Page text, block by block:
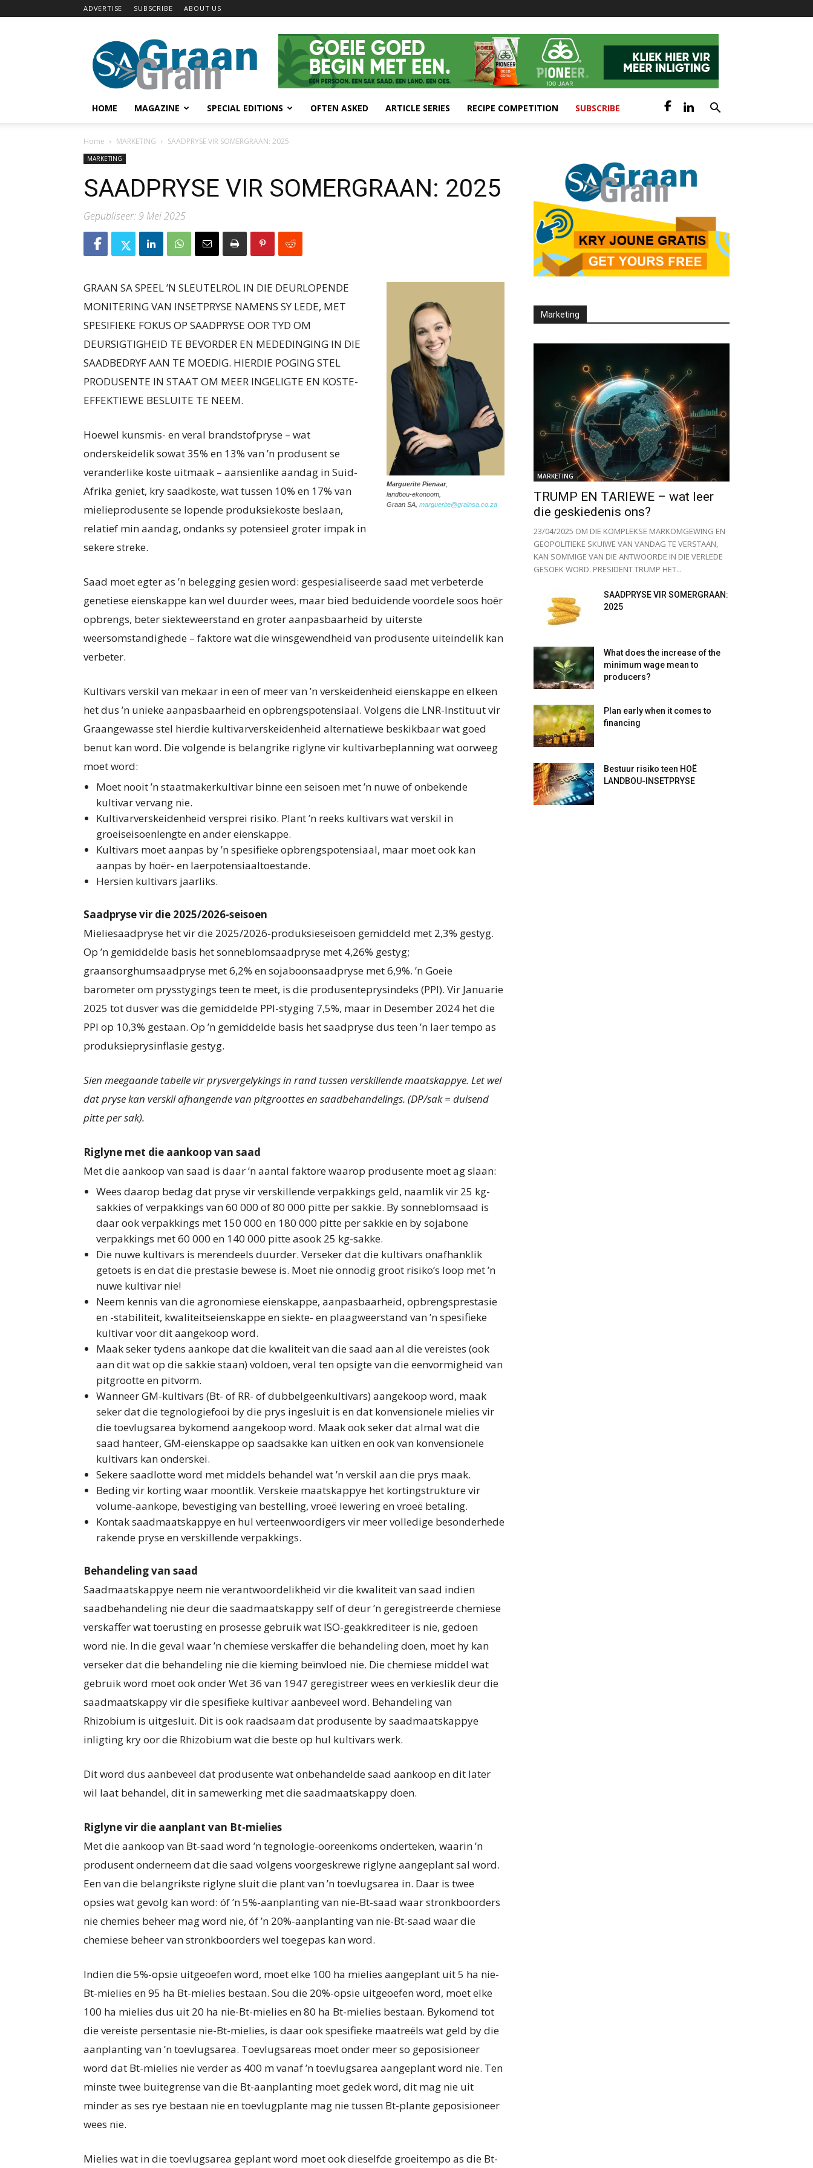
ADVERTISE SUBSCRIBE ABOUT US
SA
Grain
HOME MAGAZINE SPECIAL EDITIONS OFTEN ASKED ARTICLE SERIES RECIPE COMPETITION SUBSCRIBE
Home MARKETING SAADPRYSE VIR SOMERGRAAN: 2025
MARKETING
SAADPRYSE VIR SOMERGRAAN: 2025
Gepubliseer: 9 Mei 2025
Marguerite Pienaar,
landbou-ekonoom,
Graan SA, marguerite@grainsa.co.za
GRAAN SA SPEEL ’N SLEUTELROL IN DIE DEURLOPENDE
MONITERING VAN INSETPRYSE NAMENS SY LEDE, MET
SPESIFIEKE FOKUS OP SAADPRYSE OOR TYD OM
DEURSIGTIGHEID TE BEVORDER EN MEDEDINGING IN DIE
SAADBEDRYF AAN TE MOEDIG. HIERDIE POGING STEL
PRODUSENTE IN STAAT OM MEER INGELIGTE EN KOSTE-
EFFEKTIEWE BESLUITE TE NEEM.
Hoewel kunsmis- en veral brandstofpryse – wat
onderskeidelik sowat 35% en 13% van ’n produsent se
veranderlike koste uitmaak – aansienlike aandag in Suid-
Afrika geniet, kry saadkoste, wat tussen 10% en 17% van
mielieprodusente se lopende produksiekoste beslaan,
relatief min aandag, ondanks sy potensieel groter impak in
sekere streke.
Saad moet egter as ’n belegging gesien word: gespesialiseerde saad met verbeterde
genetiese eienskappe kan wel duurder wees, maar bied beduidende voordele soos hoër
opbrengs, beter siekteweerstand en groter aanpasbaarheid by uiterste
weersomstandighede – faktore wat die winsgewendheid van produsente uiteindelik kan
verbeter.
Kultivars verskil van mekaar in een of meer van ’n verskeidenheid eienskappe en elkeen
het dus ’n unieke aanpasbaarheid en opbrengspotensiaal. Volgens die LNR-Instituut vir
Graangewasse stel hierdie kultivarverskeidenheid alternatiewe beskikbaar wat goed
benut kan word. Die volgende is belangrike riglyne vir kultivarbeplanning wat oorweeg
moet word:
Moet nooit ’n staatmakerkultivar binne een seisoen met ’n nuwe of onbekende
kultivar vervang nie.
Kultivarverskeidenheid versprei risiko. Plant ’n reeks kultivars wat verskil in
groeiseisoenlengte en ander eienskappe.
Kultivars moet aanpas by ’n spesifieke opbrengspotensiaal, maar moet ook kan
aanpas by hoër- en laerpoten­siaaltoestande.
Hersien kultivars jaarliks.
Saadpryse vir die 2025/2026-seisoen
Mieliesaadpryse het vir die 2025/2026-produksieseisoen gemiddeld met 2,3% gestyg.
Op ’n gemiddelde basis het sonneblomsaadpryse met 4,26% gestyg;
graansorghumsaadpryse met 6,2% en sojaboonsaadpryse met 6,9%. ’n Goeie
barometer om prysstygings teen te meet, is die produsenteprysindeks (PPI). Vir Januarie
2025 tot dusver was die gemiddelde PPI-styging 7,5%, maar in Desember 2024 het die
PPI op 10,3% gestaan. Op ’n gemiddel­de basis het saadpryse dus teen ’n laer tempo as
produksieprysinflasie gestyg.
Sien meegaande tabelle vir prysvergelykings in rand tussen verskillende maatskappye. Let wel
dat pryse kan verskil afhangende van pitgroottes en saadbehandelings. (DP/sak = duisend
pitte per sak).
Riglyne met die aankoop van saad
Met die aankoop van saad is daar ’n aantal faktore waarop produsente moet ag slaan:
Wees daarop bedag dat pryse vir verskillende verpakkings geld, naamlik vir 25 kg-
sakkies of verpakkings van 60 000 of 80 000 pitte per sakkie. By sonneblomsaad is
daar ook verpak­kings met 150 000 en 180 000 pitte per sakkie en by soja­bone
verpakkings met 60 000 en 140 000 pitte asook 25 kg-sakke.
Die nuwe kultivars is merendeels duurder. Verseker dat die kultivars onafhanklik
getoets is en dat die prestasie bewese is. Moet nie onnodig groot risiko’s loop met ’n
nuwe kultivar nie!
Neem kennis van die agronomiese eienskappe, aanpasbaarheid, opbrengsprestasie
en -stabiliteit, kwaliteitseienskappe en siekte- en plaagweerstand van ’n spesifieke
kultivar voor dit aangekoop word.
Maak seker tydens aankope dat die kwaliteit van die saad aan al die vereistes (ook
aan dit wat op die sakkie staan) voldoen, veral ten opsigte van die eenvormigheid van
pitgrootte en pitvorm.
Wanneer GM-kultivars (Bt- of RR- of dubbelgeenkultivars) aangekoop word, maak
seker dat die tegnologiefooi by die prys ingesluit is en dat konvensionele mielies vir
die toevlugsarea bykomend aangekoop word. Maak ook seker dat almal wat die
saad hanteer, GM-eienskappe op saadsakke kan uitken en ook van konvensionele
kultivars kan onderskei.
Sekere saadlotte word met middels behandel wat ’n verskil aan die prys maak.
Beding vir korting waar moontlik. Verskeie maatskappye het kortingstrukture vir
volume-aankope, bevestiging van bestelling, vroeë lewering en vroeë betaling.
Kontak saadmaatskappye en hul verteenwoordigers vir meer volledige besonderhede
rakende pryse en verskillende verpakkings.
Behandeling van saad
Saadmaatskappye neem nie verantwoordelikheid vir die kwaliteit van saad indien
saadbehandeling nie deur die saadmaatskappy self of deur ’n geregistreerde chemiese
verskaffer wat toerusting en prosesse gebruik wat ISO-geakkrediteer is nie, gedoen
word nie. In die geval waar ’n chemiese verskaffer die behandeling doen, moet hy kan
verseker dat die behandeling nie die kieming beïnvloed nie. Die chemiese middel wat
gebruik word moet ook onder Wet 36 van 1947 geregistreer wees en ver­kieslik deur die
saadmaatskappy vir die spesifieke kultivar aanbeveel word. Behandeling van
Rhizobium is uitgesluit. Dit is ook raadsaam dat produsente by saadmaatskappye
inligting kry oor die Rhizobium wat die beste op hul kultivars werk.
Dit word dus aanbeveel dat produ­sente wat onbehandelde saad aankoop en dit later
wil laat behandel, dit in samewerking met die saadmaatskappy doen.
Riglyne vir die aanplant van Bt-mielies
Met die aankoop van Bt-saad word ’n tegnologie-ooreenkoms onderteken, waarin ’n
produsent onderneem dat die saad volgens voorgeskrewe riglyne aangeplant sal word.
Een van die belangrikste riglyne sluit die plant van ’n toevlugsarea in. Daar is twee
opsies wat gevolg kan word: óf ’n 5%-aanplanting van nie-Bt-saad waar stronkboorders
nie chemies beheer mag word nie, óf ’n 20%-aanplanting van nie-Bt-saad waar die
chemiese beheer van stronkboorders wel toegepas kan word.
Indien die 5%-opsie uitgeoefen word, moet elke 100 ha mielies aangeplant uit 5 ha nie-
Bt-mielies en 95 ha Bt-mielies bestaan. Sou die 20%-opsie uitgeoefen word, moet elke
100 ha mielies dus uit 20 ha nie-Bt-mielies en 80 ha Bt-mielies bestaan. Bykomend tot
die vereiste persentasie nie-Bt-mielies, is daar ook spesifieke maatreëls wat geld by die
aanplanting van ’n toevlugsarea. Toevlugsareas moet onder meer so geposisioneer
word dat Bt-mielies nie verder as 400 m vanaf ’n toevlugsarea aangeplant word nie. Ten
minste twee buitegrense van die Bt-aanplanting moet gedek word, dit mag nie uit
minder as ses rye bestaan nie en toevlugplante mag nie tussen Bt-plante geposisioneer
wees nie.
Mielies wat in die toevlugsarea geplant word moet ook dieselfde groeitempo as die Bt-
Marketing
MARKETING
TRUMP EN TARIEWE – wat leer
die geskiedenis ons?
23/04/2025 OM DIE KOMPLEKSE MARKOMGEWING EN
GEOPOLITIEKE SKUIWE VAN VANDAG TE VERSTAAN,
KAN SOMMIGE VAN DIE ANTWOORDE IN DIE VERLEDE
GESOEK WORD. PRESIDENT TRUMP HET...
SAADPRYSE VIR SOMERGRAAN:
2025
What does the increase of the
minimum wage mean to
producers?
Plan early when it comes to
financing
Bestuur risiko teen HOË
LANDBOU-INSETPRYSE